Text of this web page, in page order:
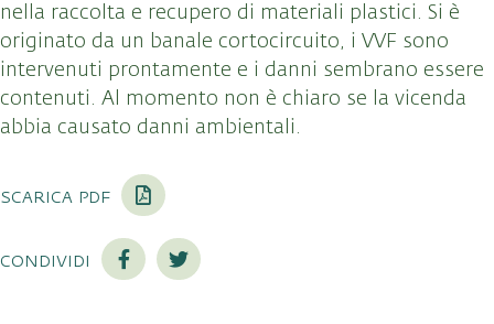
nella raccolta e recupero di materiali plastici. Si è
originato da un banale cortocircuito, i VVF sono
intervenuti prontamente e i danni sembrano essere
contenuti. Al momento non è chiaro se la vicenda
abbia causato danni ambientali.
scarica pdf
condividi